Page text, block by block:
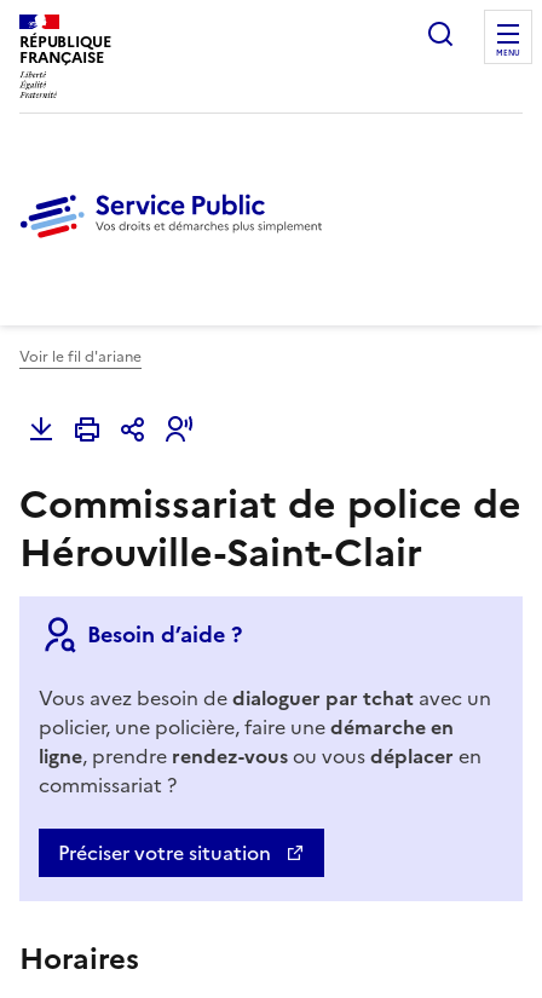
RÉPUBLIQUE
FRANÇAISE
Ouvrir
MENU
Voir le fil d'ariane
Commissariat de police de
Hérouville-Saint-Clair
Besoin d’aide ?
Vous avez besoin dedialoguer par tchat avec un
policier, une policière, faire unedémarche en
ligne, prendre rendez-vousou vousdéplacer en
commissariat ?
Préciser votre situation
Horaires